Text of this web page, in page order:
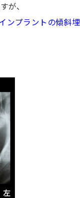
が、
ンプラントの傾斜